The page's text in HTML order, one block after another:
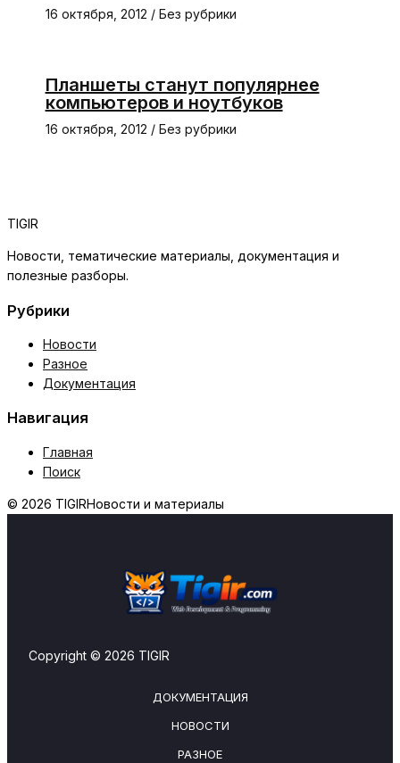
16 октября, 2012 / Без рубрики
Планшеты станут популярнее
компьютеров и ноутбуков
16 октября, 2012 / Без рубрики
TIGIR
Новости, тематические материалы, документация и
полезные разборы.
Рубрики
Новости
Разное
Документация
Навигация
Главная
Поиск
© 2026 TIGIRНовости и материалы
Copyright © 2026 TIGIR
ДОКУМЕНТАЦИЯ
НОВОСТИ
РАЗНОЕ